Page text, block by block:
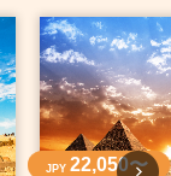
JPY 22,050〜